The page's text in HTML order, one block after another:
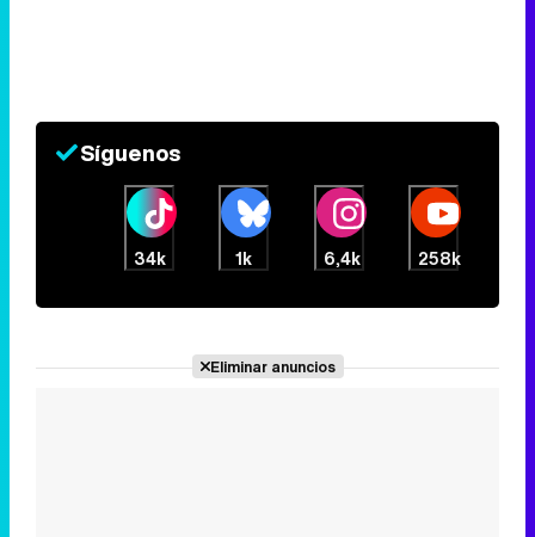
Síguenos
34k 1k 6,4k 258k
Eliminar anuncios